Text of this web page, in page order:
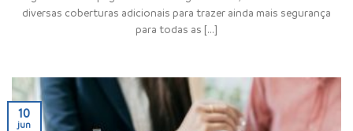
diversas coberturas adicionais para trazer ainda mais segurança
para todas as [...]
10
jun